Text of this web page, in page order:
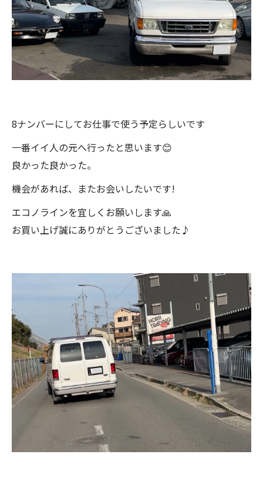
8ナンバーにしてお仕事で使う予定らしいです
一番イイ人の元へ行ったと思います😊
良かった良かった。
機会があれば、またお会いしたいです!
エコノラインを宜しくお願いします🙏
お買い上げ誠にありがとうございました♪